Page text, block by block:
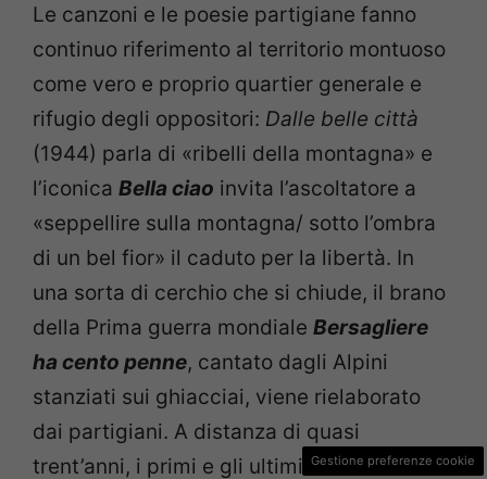
Le canzoni e le poesie partigiane fanno
continuo riferimento al territorio montuoso
come vero e proprio quartier generale e
rifugio degli oppositori: Dalle belle città
(1944) parla di «ribelli della montagna» e
l’iconica Bella ciao invita l’ascoltatore a
«seppellire sulla montagna/ sotto l’ombra
di un bel fior» il caduto per la libertà. In
una sorta di cerchio che si chiude, il brano
della Prima guerra mondiale Bersagliere
ha cento penne, cantato dagli Alpini
stanziati sui ghiacciai, viene rielaborato
dai partigiani. A distanza di quasi
trent’anni, i primi e gli ultimi combattenti
Gestione preferenze cookie